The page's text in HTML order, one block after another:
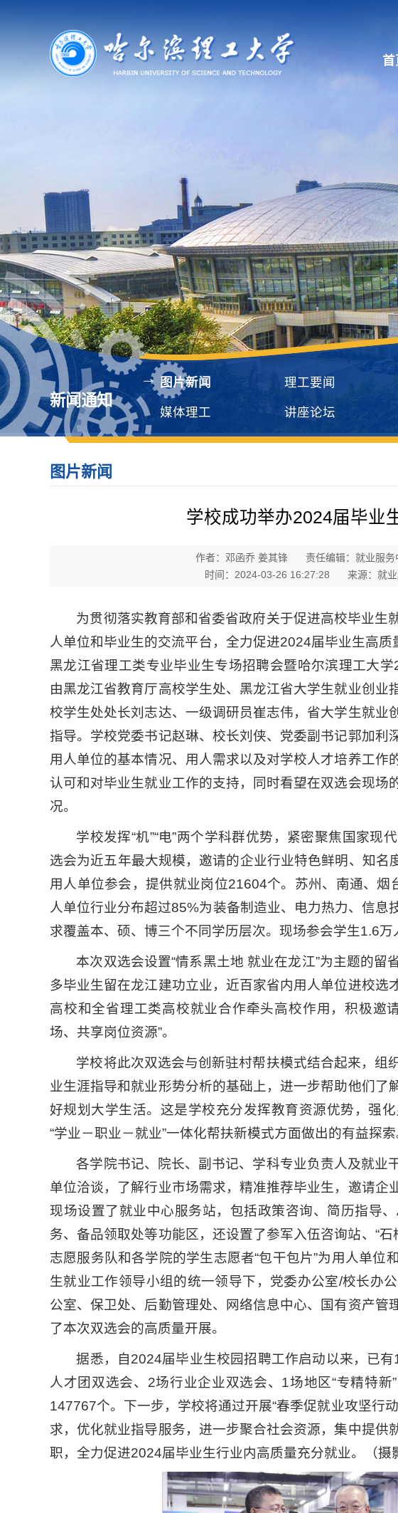
首
新闻通知
图片新闻 理工要闻
媒体理工 讲座论坛
图片新闻
学校成功举办2024届毕业
作者：邓函乔 姜其锋 责任编辑：就业服务
时间：2024-03-26 16:27:28
来源：就
为贯彻落实教育部和省委省政府关于促进高校毕业生
人单位和毕业生的交流平台，全力促进2024届毕业生高
黑龙江省理工类专业毕业生专场招聘会暨哈尔滨理工大
由黑龙江省教育厅高校学生处、黑龙江省大学生就业创
校学生处处长刘志达、一级调研员崔志伟，省大学生就
指导。学校党委书记赵琳、校长刘侠、党委副书记郭加
用人单位的基本情况、用人需求以及对学校人才培养工
认可和对毕业生就业工作的支持，同时看望在双选会现
况。
学校发挥“机”“电”两个学科群优势，紧密聚焦国家
选会为近五年最大规模，邀请的企业行业特色鲜明、知
用人单位参会，提供就业岗位21604个。苏州、南通、
人单位行业分布超过85%为装备制造业、电力热力、信
求覆盖本、硕、博三个不同学历层次。现场参会学生1.6万
本次双选会设置“情系黑土地 就业在龙江”为主题的
多毕业生留在龙江建功立业，近百家省内用人单位进校
高校和全省理工类高校就业合作牵头高校作用，积极邀
场、共享岗位资源”。
学校将此次双选会与创新驻村帮扶模式结合起来，
业生涯指导和就业形势分析的基础上，进一步帮助他们
好规划大学生活。这是学校充分发挥教育资源优势，强
“学业－职业－就业”一体化帮扶新模式方面做出的有益探索
各学院书记、院长、副书记、学科专业负责人及就业
单位洽谈，了解行业市场需求，精准推荐毕业生，邀请
现场设置了就业中心服务站，包括政策咨询、简历指导
务、备品领取处等功能区，还设置了参军入伍咨询站、“
志愿服务队和各学院的学生志愿者“包干包片”为用人单
生就业工作领导小组的统一领导下，党委办公室/校长办
公室、保卫处、后勤管理处、网络信息中心、国有资产
了本次双选会的高质量开展。
据悉，自2024届毕业生校园招聘工作启动以来，已
人才团双选会、2场行业企业双选会、1场地区“专精特
147767个。下一步，学校将通过开展“春季促就业攻坚行
求，优化就业指导服务，进一步聚合社会资源，集中提
职，全力促进2024届毕业生行业内高质量充分就业。（摄